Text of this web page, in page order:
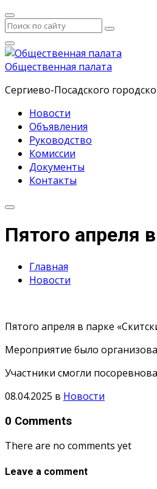
Общественная палата
Сергиево-Посадского
Новости
Объявления
Руководство
Комиссии
Документы
Контакты
Пятого апреля
Главная
Новости
Пятого апреля в парке
Мероприятие было
Участники смогли
08.04.2025 в Новости
0 Comments
There are no comments yet
Leave a comment